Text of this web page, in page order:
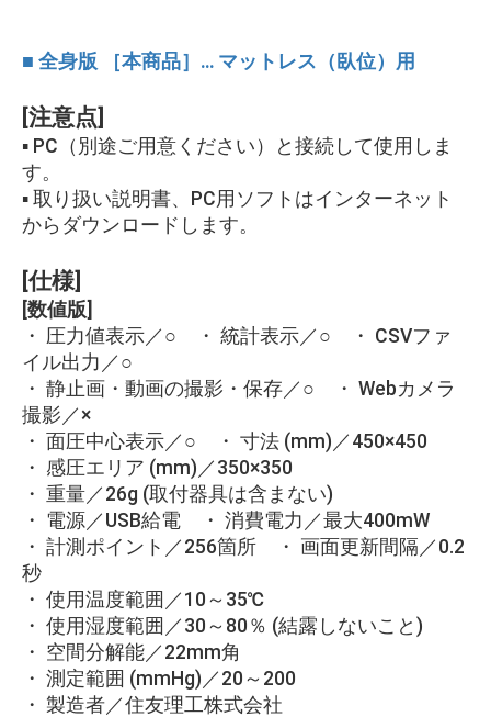
■ 全身版 ［本商品］… マットレス（臥位）用
[注意点]
▪ PC（別途ご用意ください）と接続して使用しま
す。
▪ 取り扱い説明書、PC用ソフトはインターネット
からダウンロードします。
[仕様]
[数値版]
・ 圧力値表示／○ ・ 統計表示／○ ・ CSVファ
イル出力／○
・ 静止画・動画の撮影・保存／○ ・ Webカメラ
撮影／×
・ 面圧中心表示／○ ・ 寸法 (mm)／450×450
・ 感圧エリア (mm)／350×350
・ 重量／26g (取付器具は含まない)
・ 電源／USB給電 ・ 消費電力／最大400mW
・ 計測ポイント／256箇所 ・ 画面更新間隔／0.2
秒
・ 使用温度範囲／10～35℃
・ 使用湿度範囲／30～80％ (結露しないこと)
・ 空間分解能／22mm角
・ 測定範囲 (mmHg)／20～200
・ 製造者／住友理工株式会社